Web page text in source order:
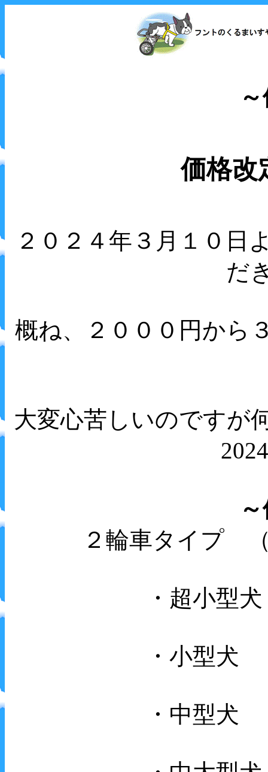
価格改
２０２４年３月１０日
だ
概ね、２０００円から
大変心苦しいのですが
２輪車タイプ
・超小型
・小型犬
・中型犬